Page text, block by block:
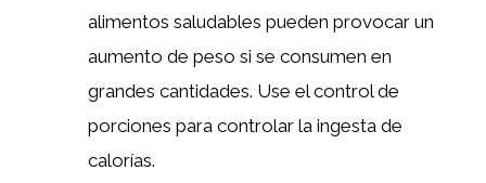
alimentos saludables pueden provocar un
aumento de peso si se consumen en
grandes cantidades. Use el control de
porciones para controlar la ingesta de
calorías.